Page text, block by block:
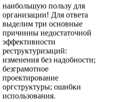
наибольшую пользу для
организации! Для ответа
выделим три основные
причинны недостаточной
эффективности
реструктуризаций:
изменения без надобности;
безграмотное
проектирование
оргструктуры; ошибки
использования.